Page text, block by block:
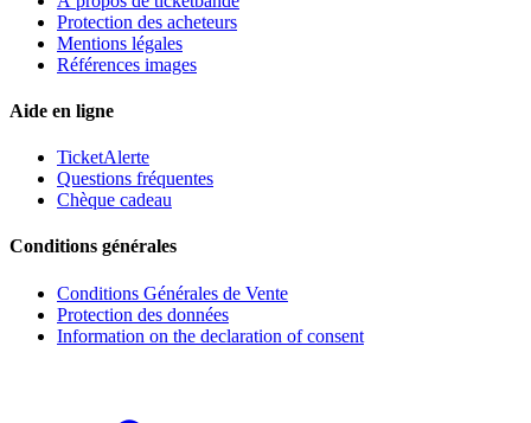
Protection des acheteurs
Mentions légales
Références images
Aide en ligne
TicketAlerte
Questions fréquentes
Chèque cadeau
Conditions générales
Conditions Générales de Vente
Protection des données
Information on the declaration of consent